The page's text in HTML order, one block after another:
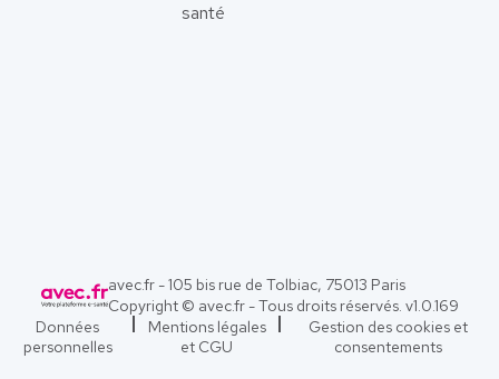
santé
avec.fr - 105 bis rue de Tolbiac, 75013 Paris
Copyright © avec.fr - Tous droits réservés. v1.0.169
Données
personnelles
Mentions légales
et CGU
Gestion des cookies et
consentements